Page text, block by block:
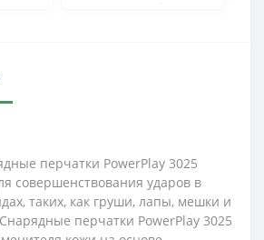
перчатки PowerPlay 3025
совершенствования ударов в
таких, как груши, лапы, мешки и
перчатки PowerPlay 3025